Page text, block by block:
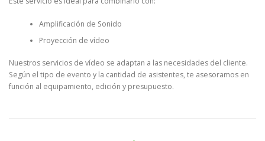
Amplificación de Sonido
Proyección de vídeo
Nuestros servicios de vídeo se adaptan a las necesidades del cliente.
Según el tipo de evento y la cantidad de asistentes, te asesoramos en
función al equipamiento, edición y presupuesto.